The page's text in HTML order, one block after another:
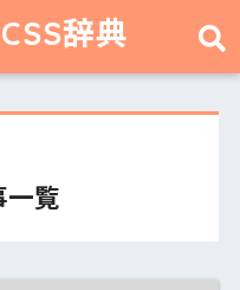
辞典
一覧